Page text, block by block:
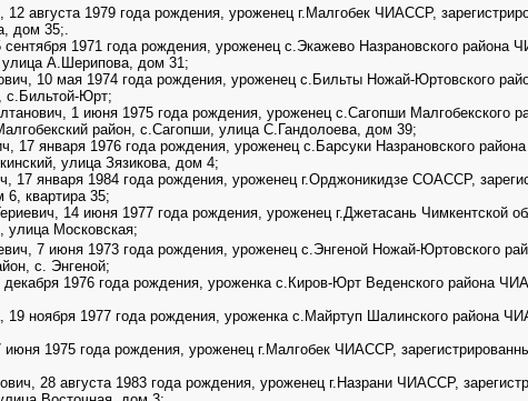
августа 1979 года рождения, уроженец г.Малгобек ЧИАССР,
дом 35;.
1971 года рождения, уроженец с.Экажево Назрановского района
улица А.Шерипова, дом 31;
10 мая 1974 года рождения, уроженец с.Бильты Ножай-Юртовского
с.Бильтой-Юрт;
1 июня 1975 года рождения, уроженец с.Сагопши Малгобекского
район, с.Сагопши, улица С.Гандолоева, дом 39;
17 января 1976 года рождения, уроженец с.Барсуки Назрановского
улица Зязикова, дом 4;
января 1984 года рождения, уроженец г.Орджоникидзе СОАССР,
6, квартира 35;
14 июня 1977 года рождения, уроженец г.Джетасань Чимкентской
улица Московская;
7 июня 1973 года рождения, уроженец с.Энгеной Ножай-Юртовского
с. Энгеной;
1976 года рождения, уроженка с.Киров-Юрт Веденского района
ноября 1977 года рождения, уроженка с.Майртуп Шалинского района
1975 года рождения, уроженец г.Малгобек ЧИАССР,
28 августа 1983 года рождения, уроженец г.Назрани ЧИАССР,